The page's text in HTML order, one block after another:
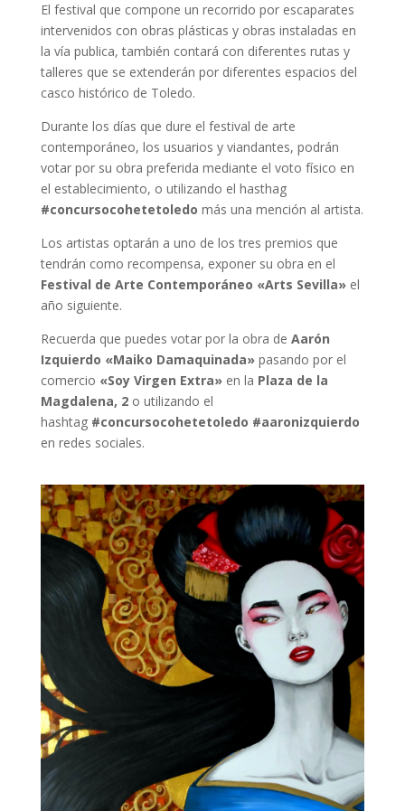
El festival que compone un recorrido por escaparates
intervenidos con obras plásticas y obras instaladas en
la vía publica, también contará con diferentes rutas y
talleres que se extenderán por diferentes espacios del
casco histórico de Toledo.
Durante los días que dure el festival de arte
contemporáneo, los usuarios y viandantes, podrán
votar por su obra preferida mediante el voto físico en
el establecimiento, o utilizando el hasthag
#concursocohetetoledo más una mención al artista.
Los artistas optarán a uno de los tres premios que
tendrán como recompensa, exponer su obra en el
Festival de Arte Contemporáneo «Arts Sevilla»el
año siguiente.
Recuerda que puedes votar por la obra de Aarón
Izquierdo «Maiko Damaquinada»pasando por el
comercio «Soy Virgen Extra»en la Plaza de la
Magdalena, 2o utilizando el
hashtag #concursocohetetoledo #aaronizquierdo
en redes sociales.